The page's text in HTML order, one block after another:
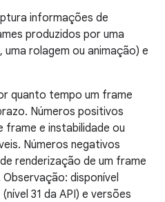
informações de
produzidos por uma
rolagem ou animação) e
quanto tempo um frame
Números positivos
frame e instabilidade ou
Números negativos
renderização de um frame
disponível
31 da API) e versões